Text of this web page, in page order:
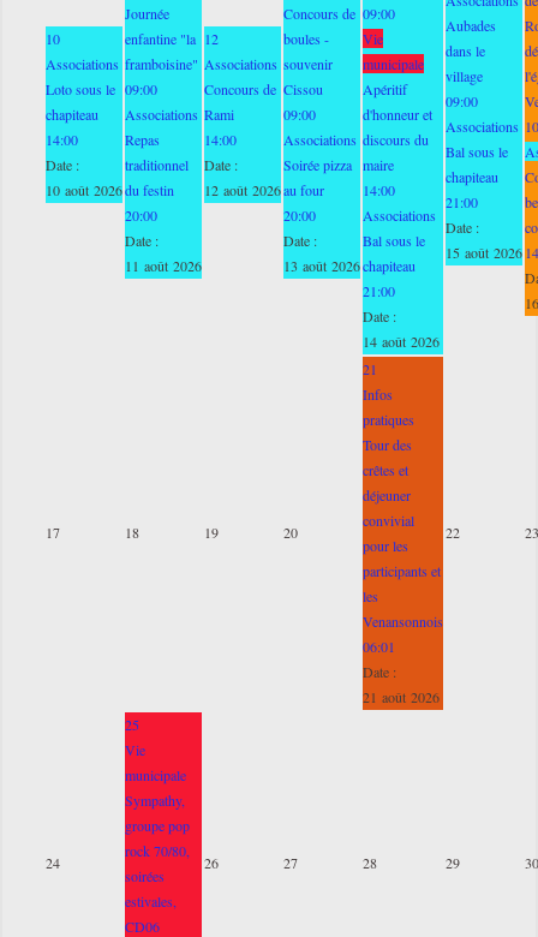
10
Associations
Loto sous le
chapiteau
14:00
Date :
10 août 2026
Journée
enfantine "la
framboisine"
09:00
Associations
Repas
traditionnel
du festin
20:00
Date :
11 août 2026
12
Associations
Concours de
Rami
14:00
Date :
12 août 2026
Concours de
boules -
souvenir
Cissou
09:00
Associations
Soirée pizza
au four
20:00
Date :
13 août 2026
09:00
Vie
municipale
Apéritif
d'honneur et
discours du
maire
14:00
Associations
Bal sous le
chapiteau
21:00
Date :
14 août 2026
Aubades
dans le
village
09:00
Associations
Bal sous le
chapiteau
21:00
Date :
15 août 2026
17 18 19 20
21
Infos
pratiques
Tour des
crêtes et
déjeuner
convivial
pour les
participants et
les
Venansonnois
06:01
Date :
21 août 2026
22
24
25
Vie
municipale
Sympathy,
groupe pop
rock 70/80,
soirées
estivales,
CD06
26 27 28 29